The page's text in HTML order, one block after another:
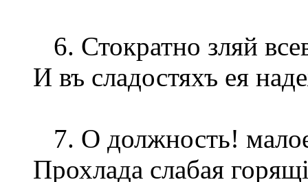
6. Стократно зляй
И въ сладостяхъ ея
7. О должность!
Прохлада слабая